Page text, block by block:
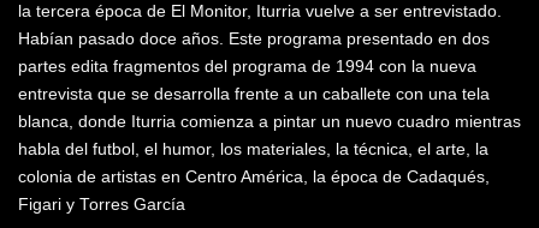
la tercera época de El Monitor, Iturria vuelve a ser entrevistado.
Habían pasado doce años. Este programa presentado en dos
partes edita fragmentos del programa de 1994 con la nueva
entrevista que se desarrolla frente a un caballete con una tela
blanca, donde Iturria comienza a pintar un nuevo cuadro mientras
habla del futbol, el humor, los materiales, la técnica, el arte, la
colonia de artistas en Centro América, la época de Cadaqués,
Figari y Torres García